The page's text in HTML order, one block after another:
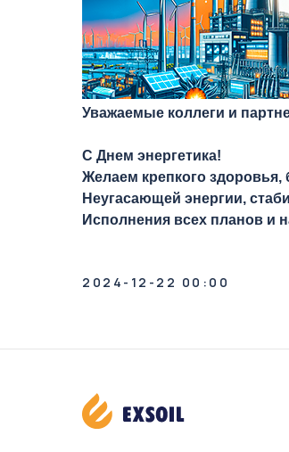
Уважаемые коллеги и
С Днем энергетика!
Желаем крепкого здоровья,
Неугасающей энергии,
Исполнения всех планов и
2024-12-22 00:00